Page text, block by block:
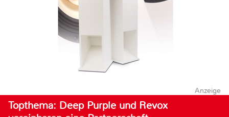
Anzeige
Topthema: Deep Purple und Revox